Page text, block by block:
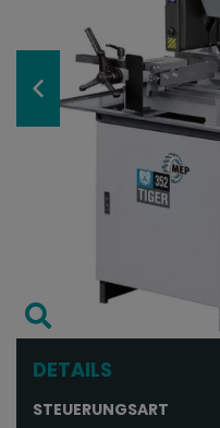
DETAILS
STEUERUNGSART